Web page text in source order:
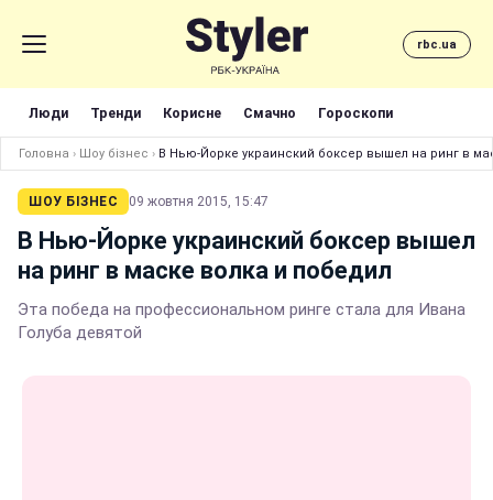
rbc.ua
Люди Тренди Корисне Смачно Гороскопи
Головна › Шоу бізнес › В Нью-Йорке украинский боксер вышел на ринг в
ШОУ БІЗНЕС 09 жовтня 2015, 15:47
В Нью-Йорке украинский боксер вышел
на ринг в маске волка и победил
Эта победа на профессиональном ринге стала для Ивана
Голуба девятой